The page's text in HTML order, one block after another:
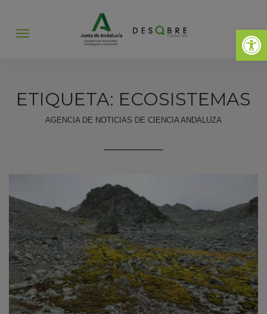
Abrir
Abrir
ETIQUETA: ECOSISTEMAS
AGENCIA DE NOTICIAS DE CIENCIA ANDALUZA